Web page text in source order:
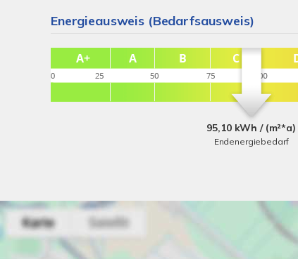
Energieausweis (Bedarfsausweis)
95,10 kWh / (m²*a)
Endenergiebedarf